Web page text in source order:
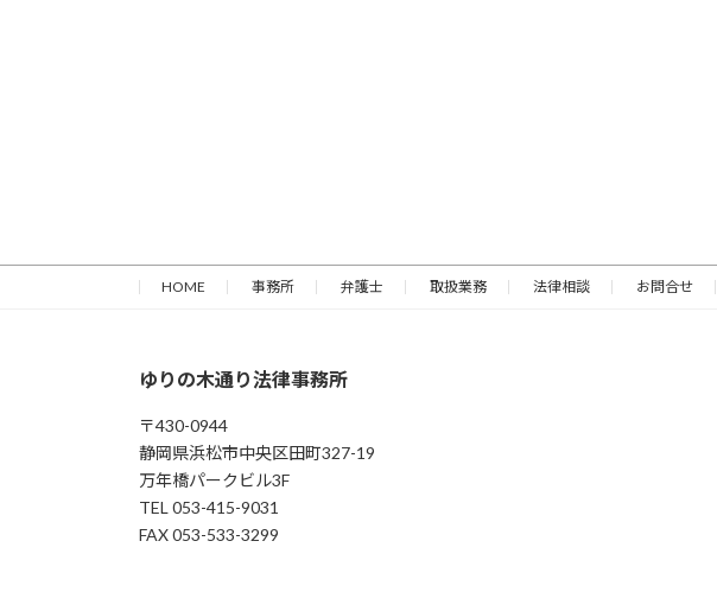
HOME 事務所 弁護士 取扱業務 法律相談 お問合せ
ゆりの木通り法律事務所
〒430-0944
静岡県浜松市中央区田町327-19
万年橋パークビル3F
TEL 053-415-9031
FAX 053-533-3299